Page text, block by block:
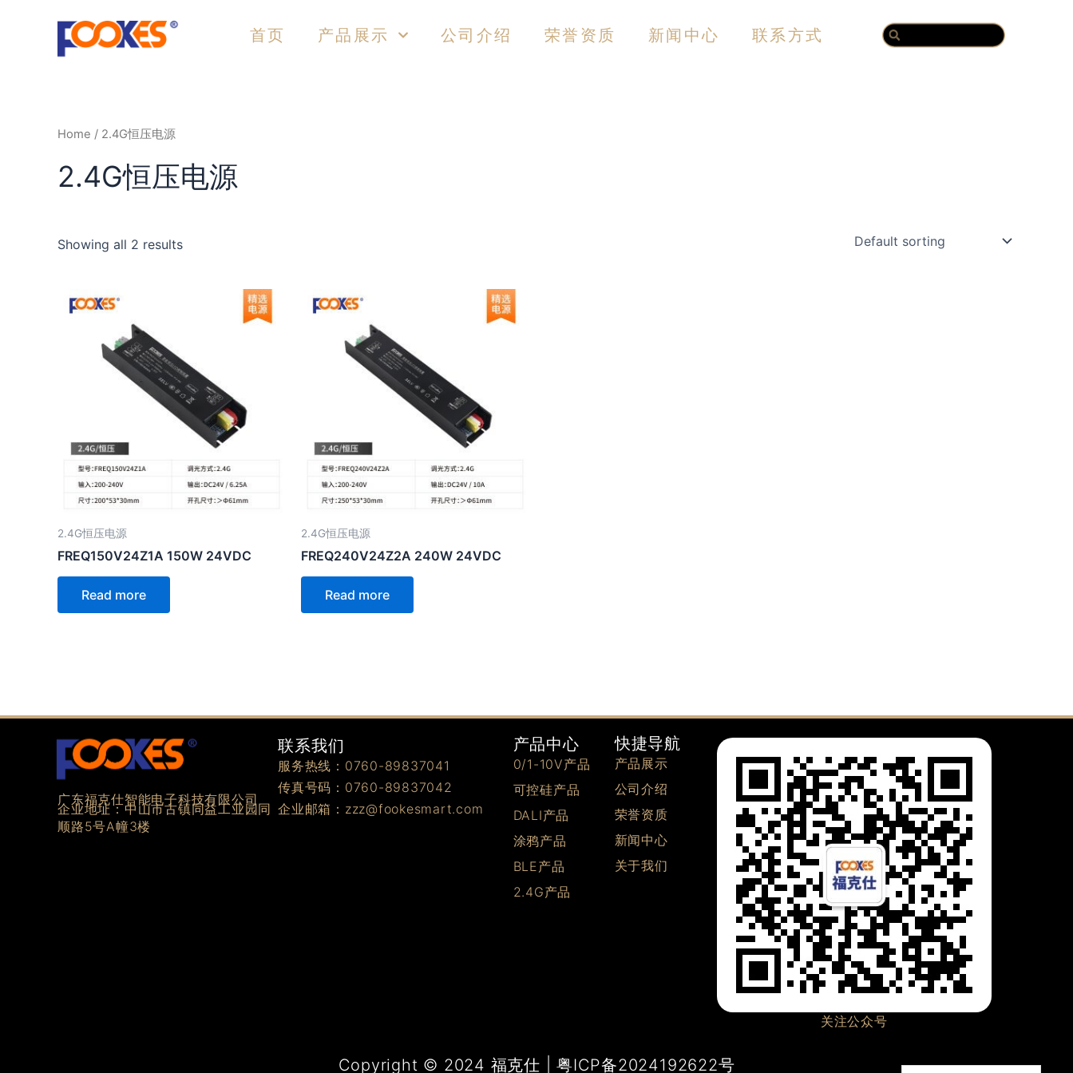
首页 产品展示 公司介绍 荣誉资质 新闻中心 联系方式 Search
Home / 2.4G恒压电源
2.4G恒压电源
Showing all 2 results
2.4G恒压电源
FREQ150V24Z1A 150W 24VDC
Read more
2.4G恒压电源
FREQ240V24Z2A 240W 24VDC
Read more
广东福克仕智能电子科技有限公司
企业地址：中山市古镇同益工业园同
顺路5号A幢3楼
联系我们
服务热线：0760-89837041
传真号码：0760-89837042
企业邮箱：zzz@fookesmart.com
产品中心
0/1-10V产品
可控硅产品
DALI产品
涂鸦产品
BLE产品
2.4G产品
快捷导航
产品展示
公司介绍
荣誉资质
新闻中心
关于我们
关注公众号
Copyright © 2024 福克仕 | 粤ICP备2024192622号